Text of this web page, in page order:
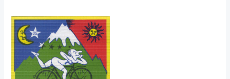
Plage
de
prix :
10,00 €
à
24,00 €